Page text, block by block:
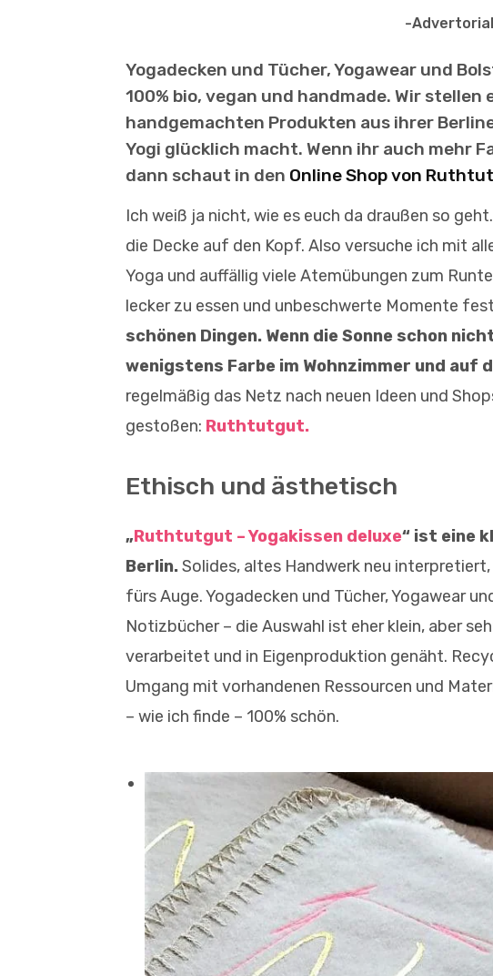
-
Yogadecken und Tücher, Yogawear und
100% bio, vegan und handmade. Wir stellen
handgemachten Produkten aus ihrer
Yogi glücklich macht. Wenn ihr auch mehr
dann schaut in den Online Shop von
Ich weiß ja nicht, wie es euch da draußen so
die Decke auf den Kopf. Also versuche ich mit
Yoga und auffällig viele Atemübungen zum
lecker zu essen und unbeschwerte Momente
schönen Dingen. Wenn die Sonne schon
wenigstens Farbe im Wohnzimmer und auf
regelmäßig das Netz nach neuen Ideen und
gestoßen: Ruthtutgut.
Ethisch und ästhetisch
„Ruthtutgut – Yogakissen deluxe“ ist eine
Berlin.Solides, altes Handwerk neu
fürs Auge. Yogadecken und Tücher, Yogawear
Notizbücher – die Auswahl ist eher klein, aber
verarbeitet und in Eigenproduktion genäht.
Umgang mit vorhandenen Ressourcen und
– wie ich finde – 100% schön.